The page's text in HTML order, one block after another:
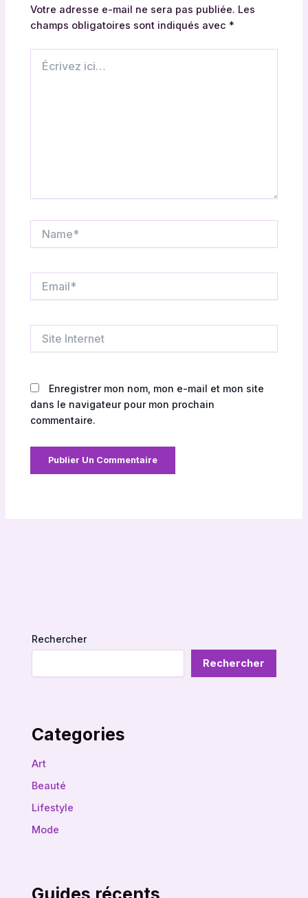
Votre adresse e-mail ne sera pas publiée. Les
champs obligatoires sont indiqués avec*
ici…
Internet
Enregistrer mon nom, mon e-mail et mon site
dans le navigateur pour mon prochain
commentaire.
Rechercher
Rechercher
Categories
Art
Beauté
Lifestyle
Mode
Guides récents